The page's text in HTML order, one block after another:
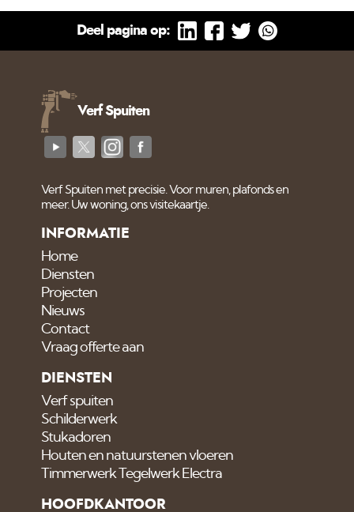
Deel pagina op:
Verf Spuiten
Verf Spuiten met precisie. Voor muren, plafonds en
meer. Uw woning, ons visitekaartje.
INFORMATIE
Home
Diensten
Projecten
Nieuws
Contact
Vraag offerte aan
DIENSTEN
Verf spuiten
Schilderwerk
Stukadoren
Houten en natuurstenen vloeren
Timmerwerk Tegelwerk Electra
HOOFDKANTOOR